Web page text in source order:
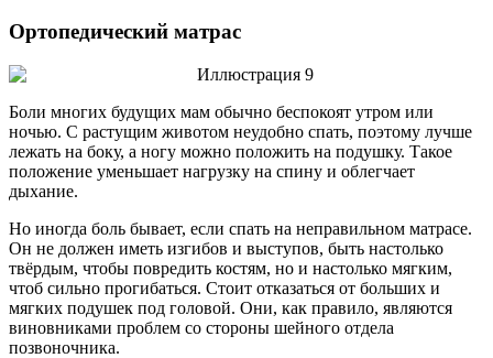
Ортопедический матрас
Боли многих будущих мам обычно беспокоят утром или
ночью. С растущим животом неудобно спать, поэтому лучше
лежать на боку, а ногу можно положить на подушку. Такое
положение уменьшает нагрузку на спину и облегчает
дыхание.
Но иногда боль бывает, если спать на неправильном матрасе.
Он не должен иметь изгибов и выступов, быть настолько
твёрдым, чтобы повредить костям, но и настолько мягким,
чтоб сильно прогибаться. Стоит отказаться от больших и
мягких подушек под головой. Они, как правило, являются
виновниками проблем со стороны шейного отдела
позвоночника.